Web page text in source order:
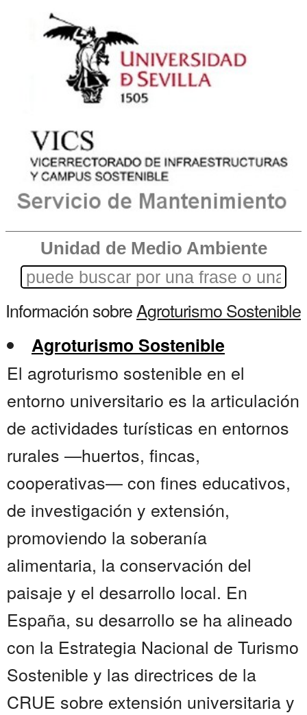
Unidad de Medio Ambiente
Información sobreAgroturismo Sostenible
Agroturismo Sostenible
El agroturismo sostenible en el
entorno universitario es la articulación
de actividades turísticas en entornos
rurales —huertos, fincas,
cooperativas— con fines educativos,
de investigación y extensión,
promoviendo la soberanía
alimentaria, la conservación del
paisaje y el desarrollo local. En
España, su desarrollo se ha alineado
con la Estrategia Nacional de Turismo
Sostenible y las directrices de la
CRUE sobre extensión universitaria y